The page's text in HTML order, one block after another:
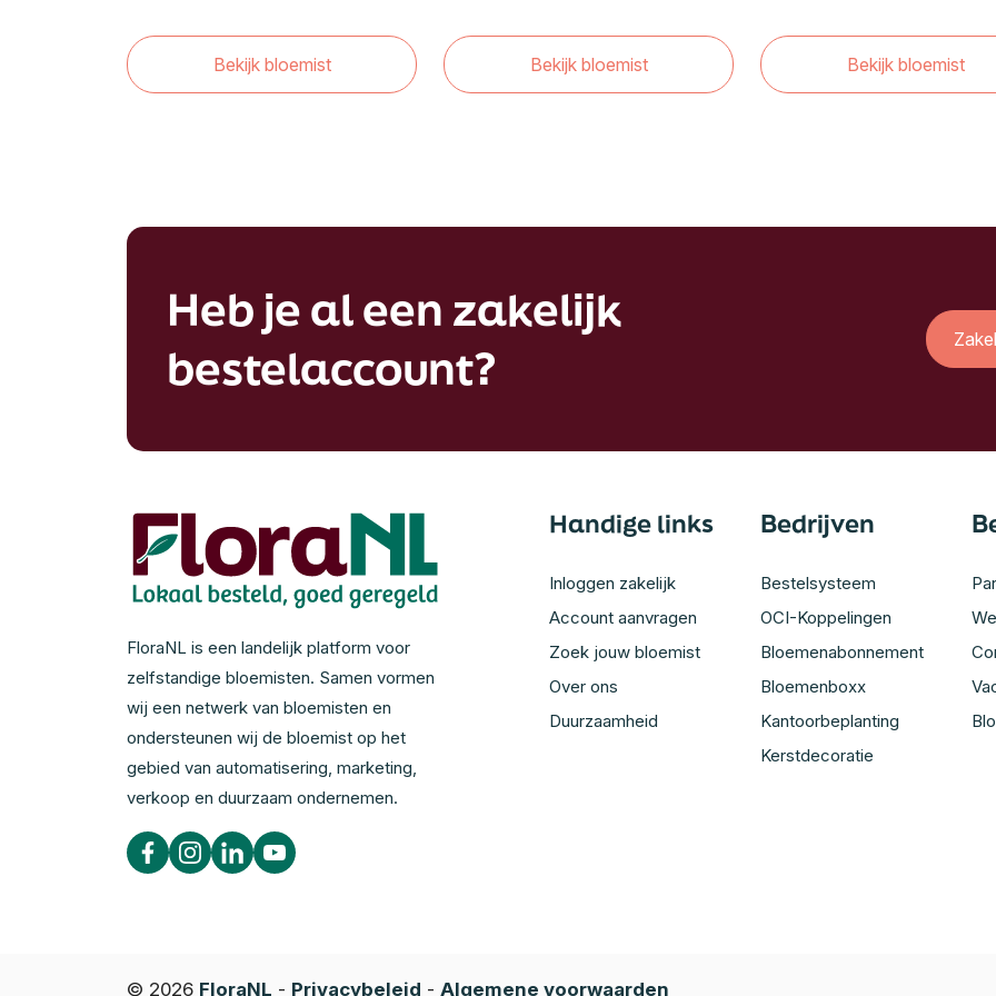
Bekijk bloemist Bekijk bloemist Bekijk bloemist
Heb je al een zakelijk
bestelaccount?
FloraNL is een landelijk platform voor
zelfstandige bloemisten. Samen vormen
wij een netwerk van bloemisten en
ondersteunen wij de bloemist op het
gebied van automatisering, marketing,
verkoop en duurzaam ondernemen.
Handige links
Inloggen zakelijk
Account aanvragen
Zoek jouw bloemist
Over ons
Duurzaamheid
Bedrijven
Bestelsysteem
OCI-Koppelingen
Bloemenabonnement
Bloemenboxx
Kantoorbeplanting
Kerstdecoratie
© 2026 FloraNL - Privacybeleid - Algemene voorwaarden